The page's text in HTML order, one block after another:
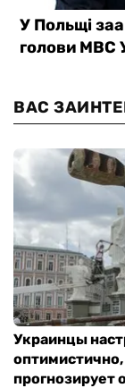
ВАС
Украинцы
прогнозирует